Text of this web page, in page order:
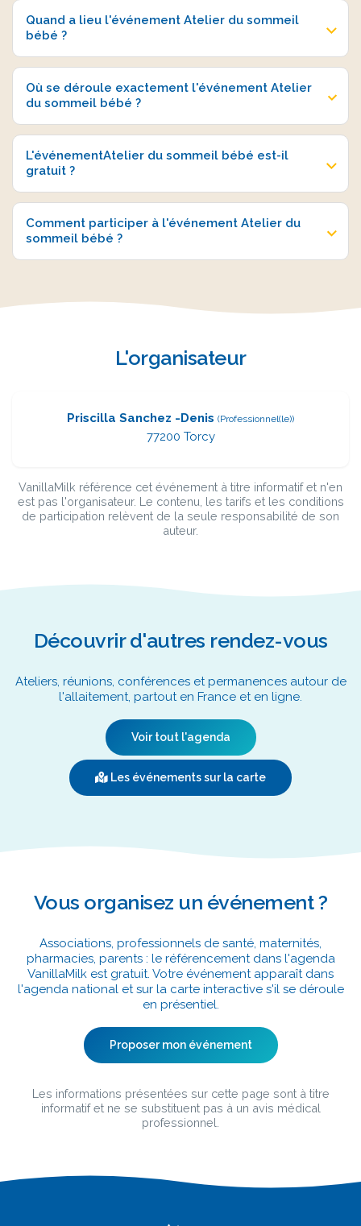
Quand a lieu l'événement Atelier du sommeil
bébé ?
Où se déroule exactement l'événement Atelier
du sommeil bébé ?
L'événementAtelier du sommeil bébé est-il
gratuit ?
Comment participer à l'événement Atelier du
sommeil bébé ?
L'organisateur
Priscilla Sanchez -Denis (Professionnel(le))
77200 Torcy
VanillaMilk référence cet événement à titre informatif et n'en
est pas l'organisateur. Le contenu, les tarifs et les conditions
de participation relèvent de la seule responsabilité de son
auteur.
Découvrir d'autres rendez-vous
Ateliers, réunions, conférences et permanences autour de
l'allaitement, partout en France et en ligne.
Voir tout l'agenda
Les événements sur la carte
Vous organisez un événement ?
Associations, professionnels de santé, maternités,
pharmacies, parents : le référencement dans l'agenda
VanillaMilk est gratuit. Votre événement apparaît dans
l'agenda national et sur la carte interactive s'il se déroule
en présentiel.
Proposer mon événement
Les informations présentées sur cette page sont à titre
informatif et ne se substituent pas à un avis médical
professionnel.